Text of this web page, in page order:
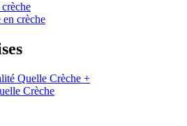
crèche
Quelle Crèche +
Crèche